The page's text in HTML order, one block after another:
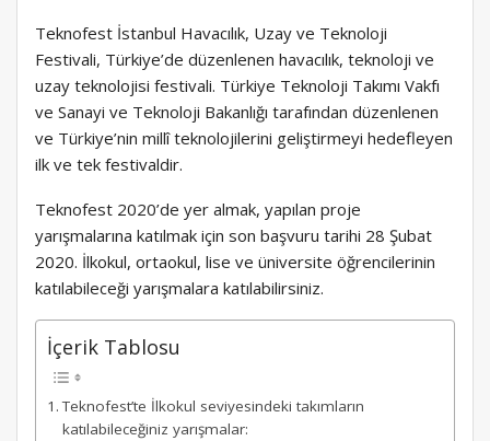
Teknofest İstanbul Havacılık, Uzay ve Teknoloji
Festivali, Türkiye’de düzenlenen havacılık, teknoloji ve
uzay teknolojisi festivali. Türkiye Teknoloji Takımı Vakfı
ve Sanayi ve Teknoloji Bakanlığı tarafından düzenlenen
ve Türkiye’nin millî teknolojilerini geliştirmeyi hedefleyen
ilk ve tek festivaldir.
Teknofest 2020’de yer almak, yapılan proje
yarışmalarına katılmak için son başvuru tarihi 28 Şubat
2020. İlkokul, ortaokul, lise ve üniversite öğrencilerinin
katılabileceği yarışmalara katılabilirsiniz.
İçerik Tablosu
Teknofest’te İlkokul seviyesindeki takımların
katılabileceğiniz yarışmalar: